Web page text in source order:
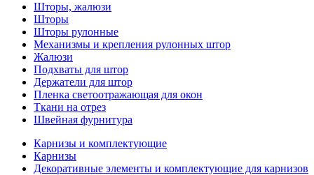
Шторы, жалюзи
Шторы
Шторы рулонные
Механизмы и крепления рулонных штор
Жалюзи
Подхваты для штор
Держатели для штор
Пленка светоотражающая для окон
Ткани на отрез
Швейная фурнитура
Карнизы и комплектующие
Карнизы
Декоративные элементы и комплектующие для карнизов